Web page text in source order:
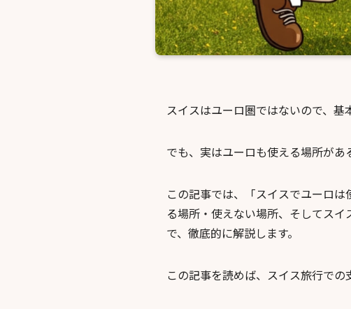
スイスはユーロ圏ではないので、基
でも、実はユーロも使える場所があ
この記事では、「スイスでユーロ
る場所・使えない場所、そしてス
で、徹底的に解説します。
この記事を読めば、スイス旅行で